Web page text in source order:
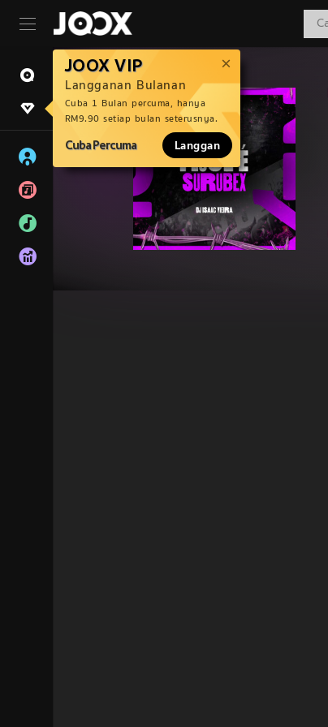
JOOX VIP
Langganan Bulanan
Cuba 1 Bulan percuma, hanya
RM9.90 setiap bulan seterusnya.
Cuba Percuma Langgan